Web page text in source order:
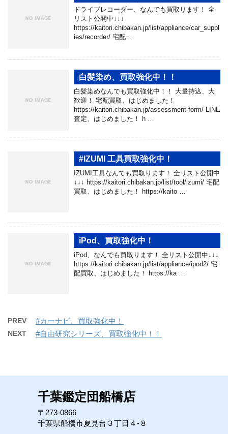
ドライブレコーダー、なんでも買取ります！ 全
リスト公開中↓↓↓
https://kaitori.chibakan.jp/list/appliance/car_suppl
ies/recorder/ 宅配 …
白髪染め、買取強化中！！
白髪染めなんでも買取強化中！！ 大量持込、大
歓迎！ 宅配買取、はじめました！
https://kaitori.chibakan.jp/assessment-form/ LINE
査定、はじめました！ h …
#IZUMI 工具買取強化中！
IZUMI工具なんでも買取ります！ 全リスト公開中
↓↓↓ https://kaitori.chibakan.jp/list/tool/izumi/ 宅配
買取、はじめました！ https://kaito …
iPod、買取強化中！
iPod、なんでも買取ります！ 全リスト公開中↓↓↓
https://kaitori.chibakan.jp/list/appliance/ipod2/ 宅
配買取、はじめました！ https://ka …
PREV #カーナビ、買取強化中！
NEXT #自由研究シリーズ、買取強化中！！
千葉鑑定団船橋店
〒273-0866
千葉県船橋市夏見台３丁目４-８